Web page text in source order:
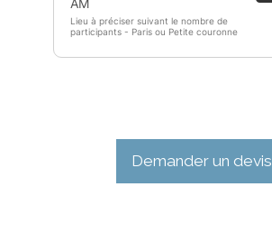
Demander un devis